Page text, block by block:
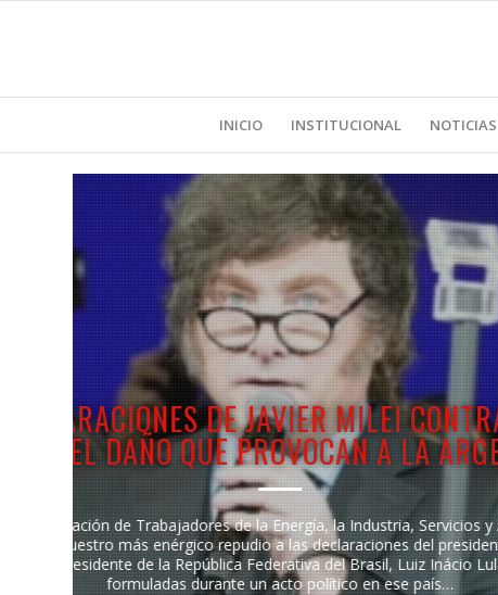
INICIO INSTITUCIONAL NOTICIAS
WASIEJKO: “EL CIERRE
POLÍTICA DEL
Desde la
producción